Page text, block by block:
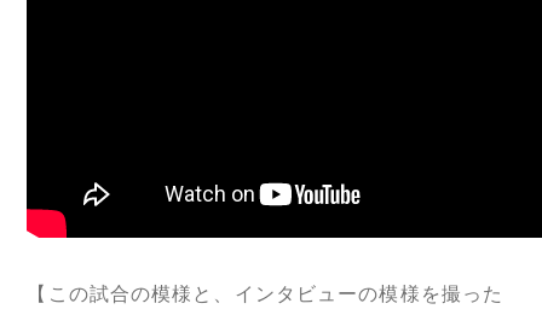
【この試合の模様と、インタビューの模様を撮った